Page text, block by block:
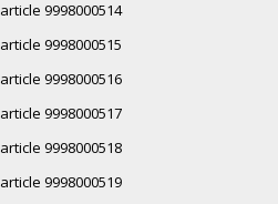
article 9998000514
article 9998000515
article 9998000516
article 9998000517
article 9998000518
article 9998000519